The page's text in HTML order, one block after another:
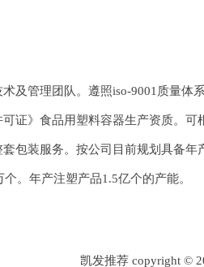
及管理团队。遵照iso-9001质量体
可证》食品用塑料容器生产资质。
包装服务。按公司目前规划具备年
。年产注塑产品1.5亿个的产能。
凯发推荐 copyright ©